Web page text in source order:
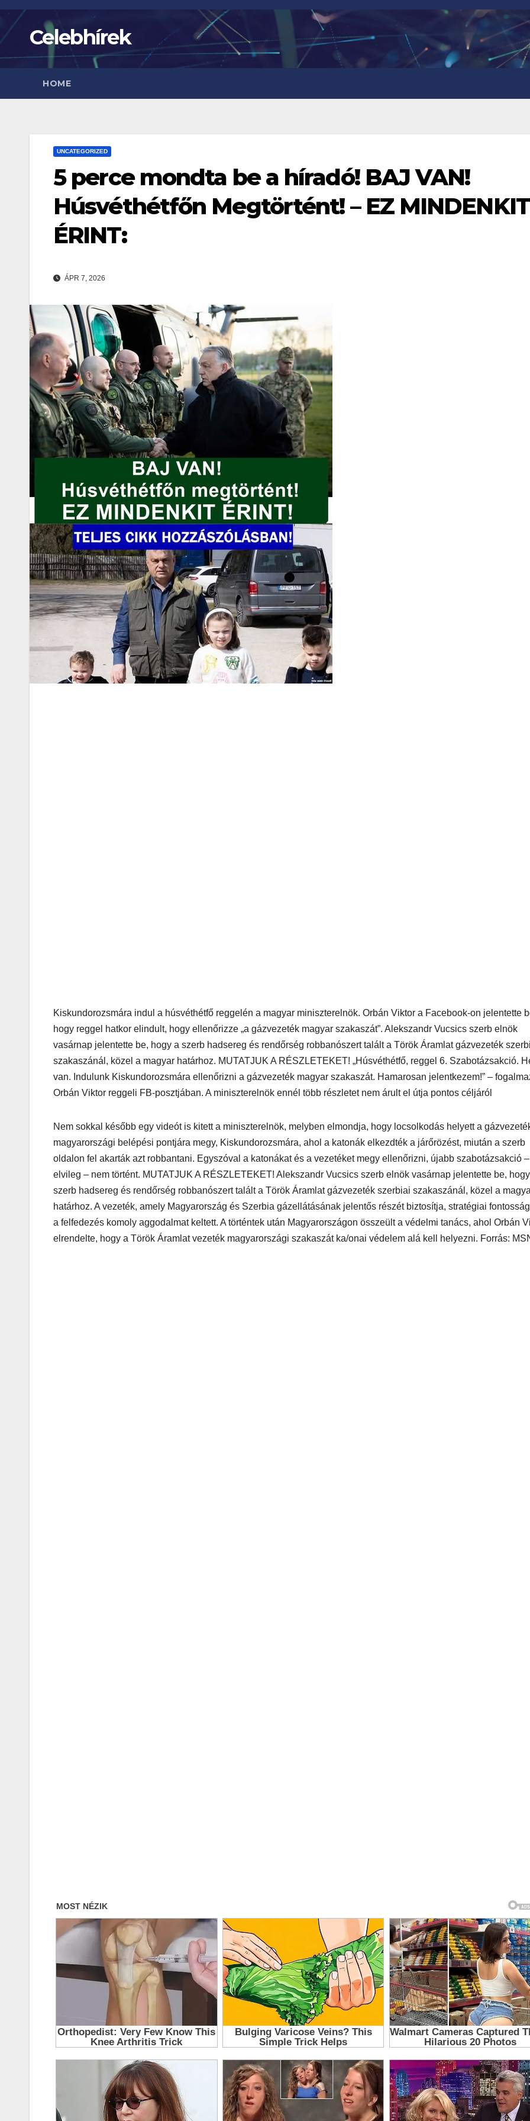
Skip
content Celebhírek
HOME
UNCATEGORIZED
5 perce mondta be a híradó! BAJ VAN!
Húsvéthétfőn Megtörtént! – EZ MINDENKIT
ÉRINT:
ÁPR 7, 2026
Kiskundorozsmára indul a húsvéthétfő reggelén a magyar miniszterelnök. Orbán Viktor a Facebook-on jelentette
hogy reggel hatkor elindult, hogy ellenőrizze „a gázvezeték magyar szakaszát”. Alekszandr Vucsics szerb elnök
vasárnap jelentette be, hogy a szerb hadsereg és rendőrség robbanószert talált a Török Áramlat gázvezeték
szakaszánál, közel a magyar határhoz. MUTATJUK A RÉSZLETEKET! „Húsvéthétfő, reggel 6. Szabotázsakció.
van. Indulunk Kiskundorozsmára ellenőrizni a gázvezeték magyar szakaszát. Hamarosan jelentkezem!” –
Orbán Viktor reggeli FB-posztjában. A miniszterelnök ennél több részletet nem árult el útja pontos céljáról
Nem sokkal később egy videót is kitett a miniszterelnök, melyben elmondja, hogy locsolkodás helyett a
magyarországi belépési pontjára megy, Kiskundorozsmára, ahol a katonák elkezdték a járőrözést, miután a szerb
oldalon fel akarták azt robbantani. Egyszóval a katonákat és a vezetéket megy ellenőrizni, újabb szabotázsakció –
elvileg – nem történt. MUTATJUK A RÉSZLETEKET! Alekszandr Vucsics szerb elnök vasárnap jelentette be,
szerb hadsereg és rendőrség robbanószert talált a Török Áramlat gázvezeték szerbiai szakaszánál, közel a
határhoz. A vezeték, amely Magyarország és Szerbia gázellátásának jelentős részét biztosítja, stratégiai
a felfedezés komoly aggodalmat keltett. A történtek után Magyarországon összeült a védelmi tanács, ahol Orbán
elrendelte, hogy a Török Áramlat vezeték magyarországi szakaszát ka/onai védelem alá kell helyezni. Forrás: